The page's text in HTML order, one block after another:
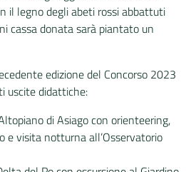
il legno degli abeti rossi abbattuti
cassa donata sarà piantato un
edizione del Concorso 2023
uscite didattiche:
di Asiago con orienteering,
e visita notturna all’Osservatorio